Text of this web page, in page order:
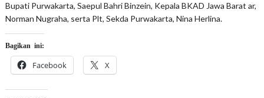
Bupati Purwakarta, Saepul Bahri Binzein, Kepala BKAD Jawa Barat ar,
Norman Nugraha, serta Plt, Sekda Purwakarta, Nina Herlina.
Bagikan ini:
Facebook X